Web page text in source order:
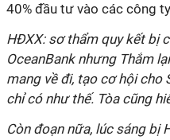
40% đầu tư vào các công
HĐXX: sơ thẩm quy kết bị
OceanBank nhưng Thắm
mang về đi, tạo cơ hội cho
chỉ có như thế. Tòa cũng
Còn đoạn nữa, lúc sáng bị